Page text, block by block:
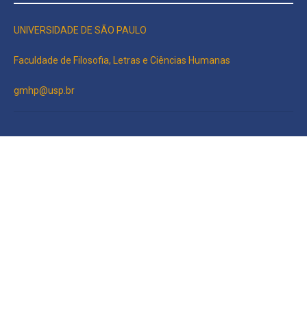
UNIVERSIDADE DE SÃO PAULO
Faculdade de Filosofia, Letras e Ciências Humanas
gmhp@usp.br